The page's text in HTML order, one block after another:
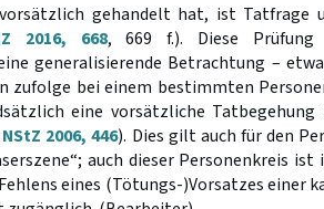
gehandelt hat, ist Tatfrage
2016, 668, 669 f.). Diese
generalisierende Betrachtung –
zufolge bei einem bestimmten
eine vorsätzliche Tatbegehung
NStZ 2006, 446). Dies gilt auch für den
auch dieser Personenkreis
eines (Tötungs-)Vorsatzes einer